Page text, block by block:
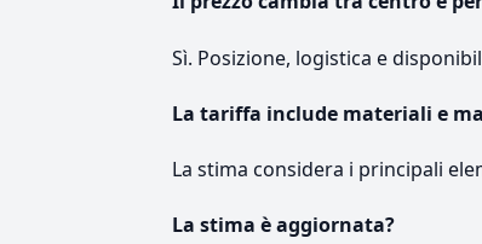
Sì. Posizione, logistica e
La tariffa include materiali e
La stima considera i principali
La stima è aggiornata?